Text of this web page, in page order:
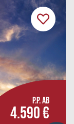
P.P. AB
4.590 €